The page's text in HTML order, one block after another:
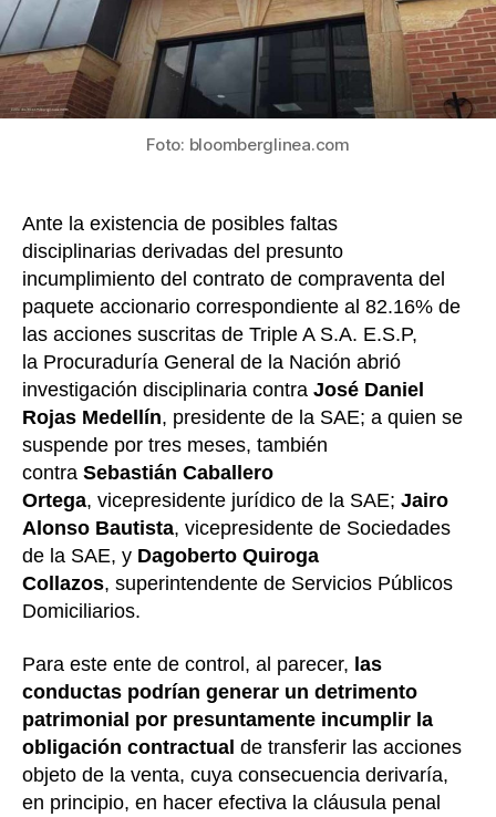
SAE
y
lo
por
Foto: bloomberglinea.com
Ante la existencia de posibles faltas
disciplinarias derivadas del presunto
incumplimiento del contrato de compraventa del
paquete accionario correspondiente al 82.16% de
las acciones suscritas de Triple A S.A. E.S.P,
la Procuraduría General de la Nación abrió
investigación disciplinaria contra José Daniel
Rojas Medellín, presidente de la SAE; a quien se
suspende por tres meses, también
contra Sebastián Caballero
Ortega, vicepresidente jurídico de la SAE; Jairo
Alonso Bautista, vicepresidente de Sociedades
de la SAE, y Dagoberto Quiroga
Collazos, superintendente de Servicios Públicos
Domiciliarios.
Para este ente de control, al parecer, las
conductas podrían generar un detrimento
patrimonial por presuntamente incumplir la
obligación contractual de transferir las acciones
objeto de la venta, cuya consecuencia derivaría,
en principio, en hacer efectiva la cláusula penal